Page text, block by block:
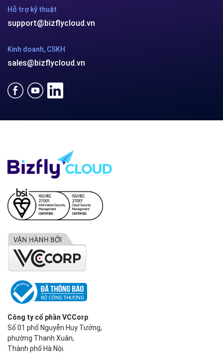
Hỗ trợ kỹ thuật
support@bizflycloud.vn
Kinh doanh, CSKH
sales@bizflycloud.vn
Công ty cổ phần VCCorp
Số 01 phố Nguyễn Huy Tưởng,
phường Thanh Xuân,
Thành phố Hà Nội.